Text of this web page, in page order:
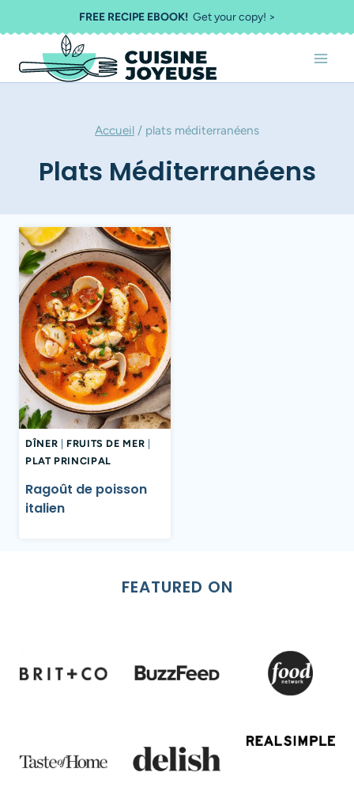
au
contenu
FREE RECIPE EBOOK!Get your copy! >
Accueil / plats méditerranéens
Plats Méditerranéens
DÎNER FRUITS DE MER
PLAT PRINCIPAL
Ragoût de poisson
italien
FEATURED ON